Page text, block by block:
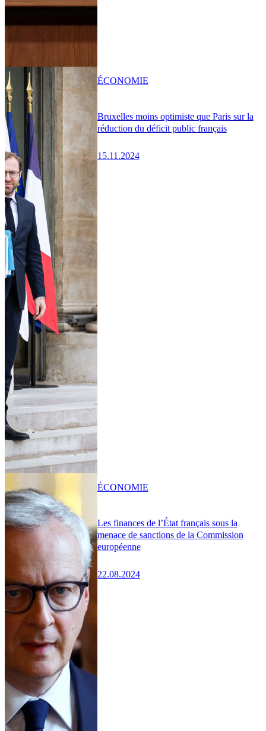
Bruxelles moins optimiste que Paris sur la
réduction du déficit public français
15.11.2024
ÉCONOMIE
Les finances de l’État français sous la
menace de sanctions de la Commission
européenne
22.08.2024
ÉCONOMIE